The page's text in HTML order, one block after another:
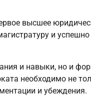
высшее
и
и навыки, но и
необходимо не
и убеждения.